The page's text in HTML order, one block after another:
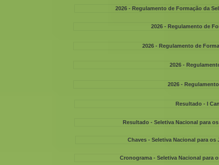
Cronograma - Seletiva Nacional para
Chaves - Seletiva Nacional para
Resultado - Seletiva Nacional para
Resultado - I
2026 -
2026 -
2026 - Regulamento de
2026 - Regulamento de
2026 - Regulamento de Formação da